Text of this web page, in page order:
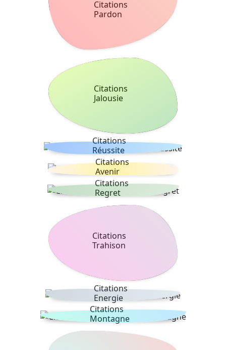
Citations
Pardon
Citations
Jalousie
Citations
Réussite
Citations
Avenir
Citations
Regret
Citations
Trahison
Citations
Energie
Citations
Montagne